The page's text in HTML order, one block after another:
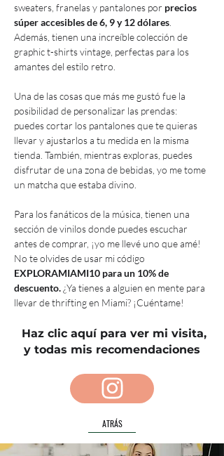
sweaters, franelas y pantalones por precios
súper accesibles de 6, 9 y 12 dólares
Además, tienen una increíble colección de
graphic t-shirts vintage, perfectas para los
amantes del estilo retro.
Una de las cosas que más me gustó fue la
posibilidad de personalizar las prendas:
puedes cortar los pantalones que te quieras
llevar y ajustarlos a tu medida en la misma
tienda. También, mientras exploras, puedes
disfrutar de una zona de bebidas, yo me tome
un matcha que estaba divino.
Para los fanáticos de la música, tienen una
sección de vinilos donde puedes escuchar
antes de comprar, ¡yo me llevé uno que amé!
No te olvides de usar mi código
EXPLORAMIAMI10 para un 10% de
descuento. ¿Ya tienes a alguien en mente para
llevar de thrifting en Miami? ¡Cuéntame!
Haz clic aquí para ver mi visita,
y todas mis recomendaciones
ATRÁS